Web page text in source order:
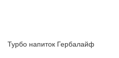
Турбо напиток Гербалайф